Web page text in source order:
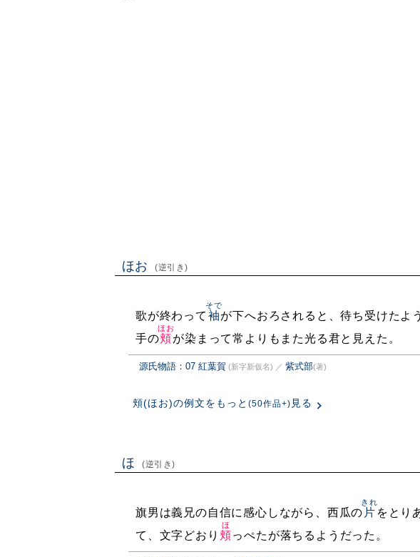
ほお (逆引き)
歌が終わって 袖
そで
が下へおろされると、待ち受けたよ
手の頬
ほお
が染まって常よりもまた光る君と見えた。
源氏物語：07 紅葉賀 (新字新仮名) ／ 紫式部(著)
頬(ほお)の例文をもっと (50作品+) 見る
ほ (逆引き)
旗男は義兄の自信に感心しながら、西瓜の 片
きれ
をとり
て、文字どおり 頬
ほ
っぺたが落ちるようだった。